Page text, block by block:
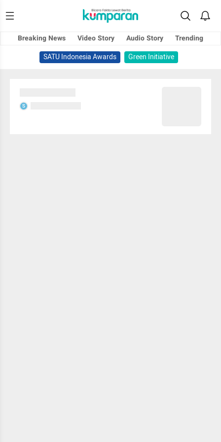
Breaking News Video Story Audio Story
Trending
SATU Indonesia Awards
Green Initiative
S